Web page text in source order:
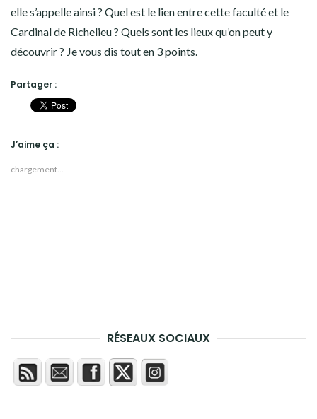
elle s’appelle ainsi ? Quel est le lien entre cette faculté et le
Cardinal de Richelieu ? Quels sont les lieux qu’on peut y
découvrir ? Je vous dis tout en 3 points.
Partager :
J’aime ça :
chargement…
RÉSEAUX SOCIAUX